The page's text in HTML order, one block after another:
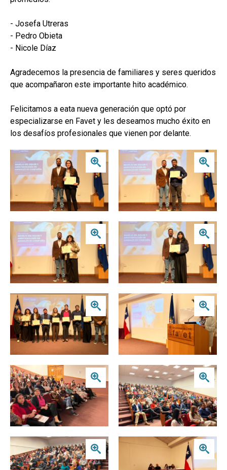
- Josefa Utreras
- Pedro Obieta
- Nicole Díaz
Agradecemos la presencia de familiares y seres queridos
que acompañaron este importante hito académico.
Felicitamos a eata nueva generación que optó por
especializarse en Favet y les deseamos mucho éxito en
los desafíos profesionales que vienen por delante.
Zoom Zoom
Zoom Zoom
Zoom Zoom
Zoom Zoom
Zoom Zoom